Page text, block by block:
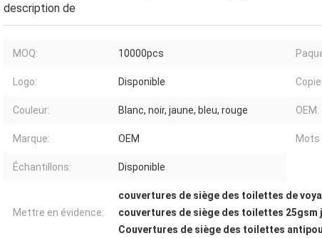
description de
MOQ: 10000pcs
Logo: Disponible Copie:
Couleur: Blanc, noir, jaune, bleu, rouge OEM:
Marque: OEM Mots
Échantillons: Disponible
Mettre en évidence:
couvertures de siège des toilettes de
couvertures de siège des toilettes 25gsm
Couvertures de siège des toilettes